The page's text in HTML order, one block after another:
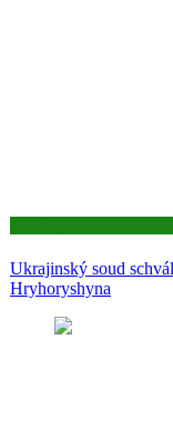
Ukrajinský soud
Hryhoryshyna